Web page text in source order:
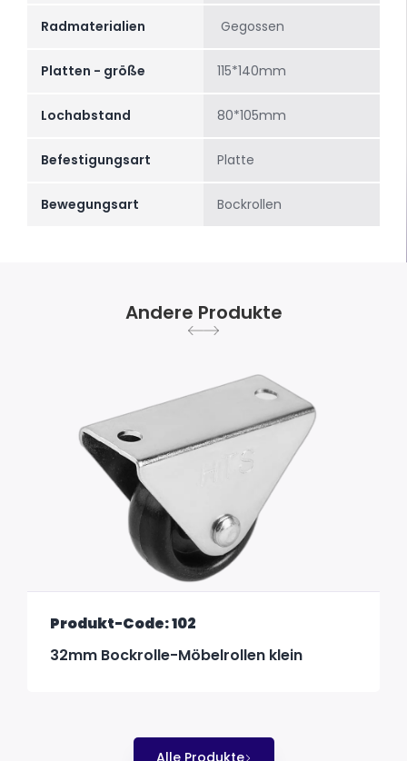
Radmaterialien Gegossen
Platten - größe 115*140mm
Lochabstand 80*105mm
Befestigungsart Platte
Bewegungsart Bockrollen
Andere Produkte
Produkt-Code: 102
32mm Bockrolle-Möbelrollen klein